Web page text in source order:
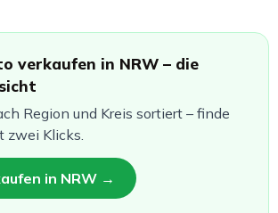
verkaufen in NRW – die
Region und Kreis sortiert – finde
zwei Klicks.
in NRW →